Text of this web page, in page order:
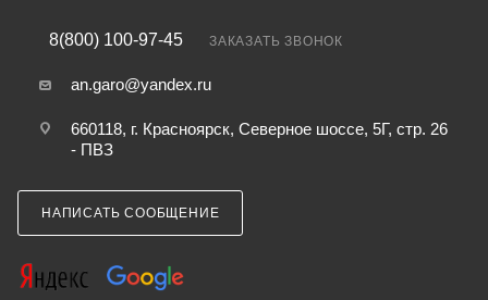
8(800) 100-97-45 ЗАКАЗАТЬ ЗВОНОК
an.garo@yandex.ru
660118, г. Красноярск, Северное шоссе, 5Г, стр. 26
- ПВЗ
НАПИСАТЬ СООБЩЕНИЕ